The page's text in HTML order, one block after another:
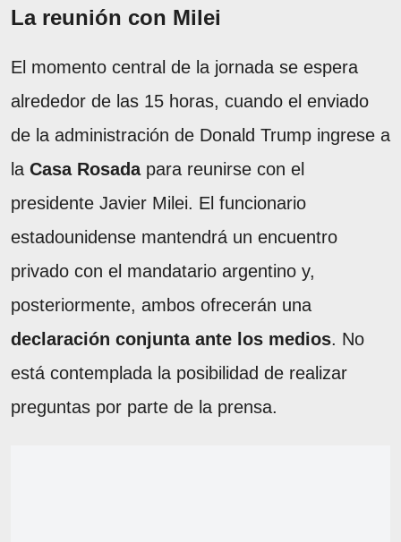
La reunión con Milei
El momento central de la jornada se espera
alrededor de las 15 horas, cuando el enviado
de la administración de Donald Trump ingrese a
la Casa Rosadapara reunirse con el
presidente Javier Milei. El funcionario
estadounidense mantendrá un encuentro
privado con el mandatario argentino y,
posteriormente, ambos ofrecerán una
declaración conjunta ante los medios. No
está contemplada la posibilidad de realizar
preguntas por parte de la prensa.